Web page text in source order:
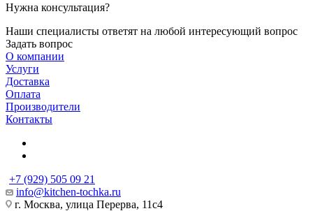
Нужна консультация?
Наши специалисты ответят на любой интересующий вопрос
Задать вопрос
О компании
Услуги
Доставка
Оплата
Производители
Контакты
+7 (929) 505 09 21
info@kitchen-tochka.ru
г. Москва, улица Перерва, 11с4